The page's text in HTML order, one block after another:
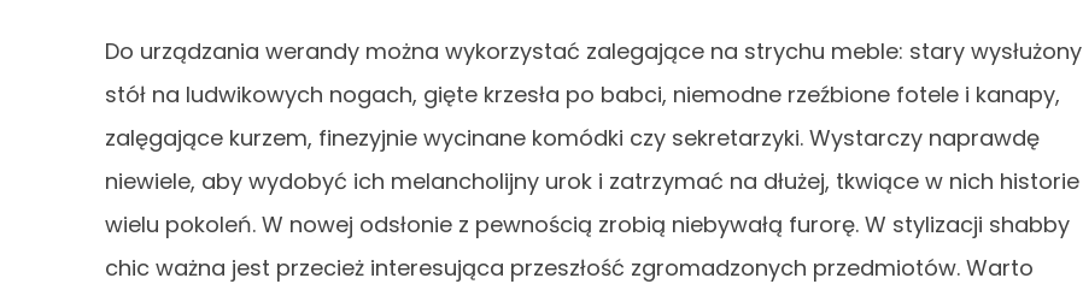
Do urządzania werandy można wykorzystać zalegające na strychu meble: stary wysłużony
stół na ludwikowych nogach, gięte krzesła po babci, niemodne rzeźbione fotele i kanapy,
zalęgające kurzem, finezyjnie wycinane komódki czy sekretarzyki. Wystarczy naprawdę
niewiele, aby wydobyć ich melancholijny urok i zatrzymać na dłużej, tkwiące w nich historie
wielu pokoleń. W nowej odsłonie z pewnością zrobią niebywałą furorę. W stylizacji shabby
chic ważna jest przecież interesująca przeszłość zgromadzonych przedmiotów. Warto